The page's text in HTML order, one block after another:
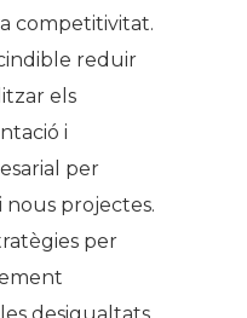
competitivitat.
reduir
els
i
per
nous projectes.
per